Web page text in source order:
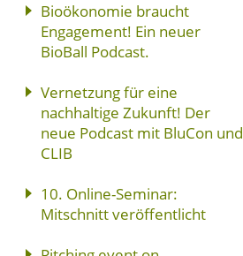
Bioökonomie braucht
Engagement! Ein neuer
BioBall Podcast.
Vernetzung für eine
nachhaltige Zukunft! Der
neue Podcast mit BluCon und
CLIB
10. Online-Seminar:
Mitschnitt veröffentlicht